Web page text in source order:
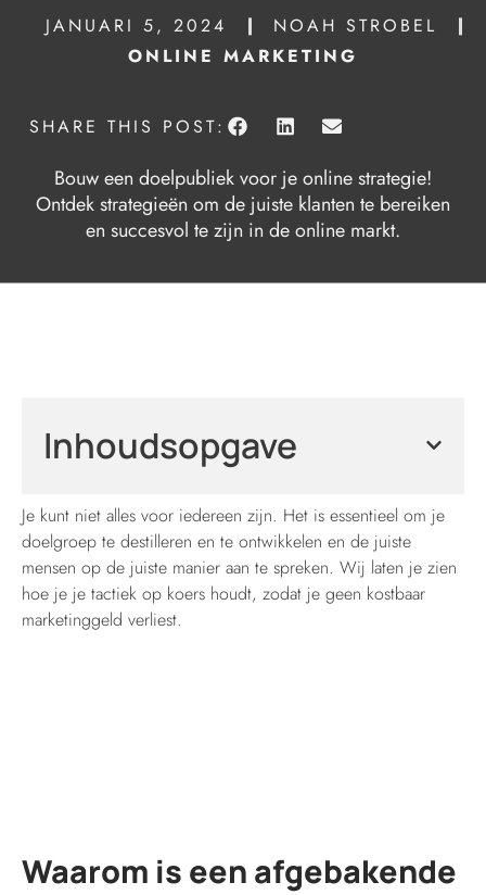
JANUARI 5, 2024
NOAH STROBEL
ONLINE MARKETING
SHARE THIS POST:
Bouw een doelpubliek voor je online strategie!
Ontdek strategieën om de juiste klanten te bereiken
en succesvol te zijn in de online markt.
Inhoudsopgave
Je kunt niet alles voor iedereen zijn. Het is essentieel om je
doelgroep te destilleren en te ontwikkelen en de juiste
mensen op de juiste manier aan te spreken. Wij laten je zien
hoe je je tactiek op koers houdt, zodat je geen kostbaar
marketinggeld verliest.
Waarom is een afgebakende